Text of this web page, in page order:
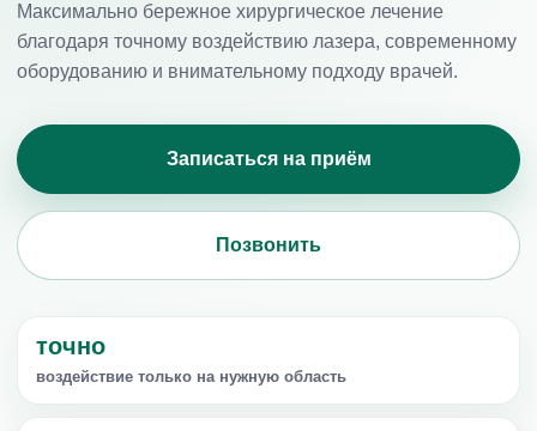
Максимально бережное хирургическое лечение
благодаря точному воздействию лазера, современному
оборудованию и внимательному подходу врачей.
Записаться на приём
Позвонить
точно
воздействие только на нужную область